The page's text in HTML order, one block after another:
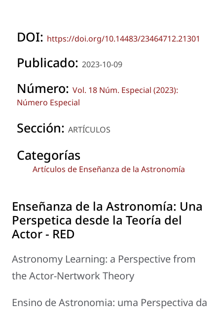
DOI: https://doi.org/10.14483/23464712.21301
Publicado: 2023-10-09
Número: Vol. 18 Núm. Especial (2023):
Número Especial
Sección: ARTÍCULOS
Categorías
Artículos de Enseñanza de la Astronomía
Enseñanza de la Astronomía: Una
Perspetica desde la Teoría del
Actor - RED
Astronomy Learning: a Perspective from
the Actor-Nertwork Theory
Ensino de Astronomia: uma Perspectiva da